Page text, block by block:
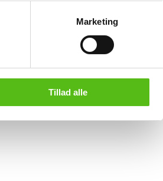
Marketing
Tillad alle